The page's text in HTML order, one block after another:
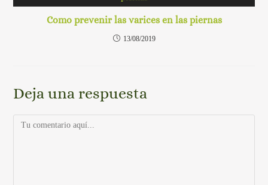
Como prevenir las varices en las piernas
13/08/2019
Deja una respuesta